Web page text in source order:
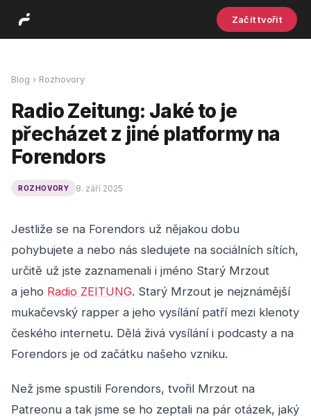
Začít tvořit
Blog › Rozhovory
Radio Zeitung: Jaké to je
přecházet z jiné platformy na
Forendors
ROZHOVORY 8. září 2025
Jestliže se na Forendors už nějakou dobu
pohybujete a nebo nás sledujete na sociálních sítích,
určitě už jste zaznamenali i jméno Starý Mrzout
a jeho Radio ZEITUNG. Starý Mrzout je nejznámější
mukačevský rapper a jeho vysílání patří mezi klenoty
českého internetu. Dělá živá vysílání i podcasty a na
Forendors je od začátku našeho vzniku.
Než jsme spustili Forendors, tvořil Mrzout na
Patreonu a tak jsme se ho zeptali na pár otázek, jaký